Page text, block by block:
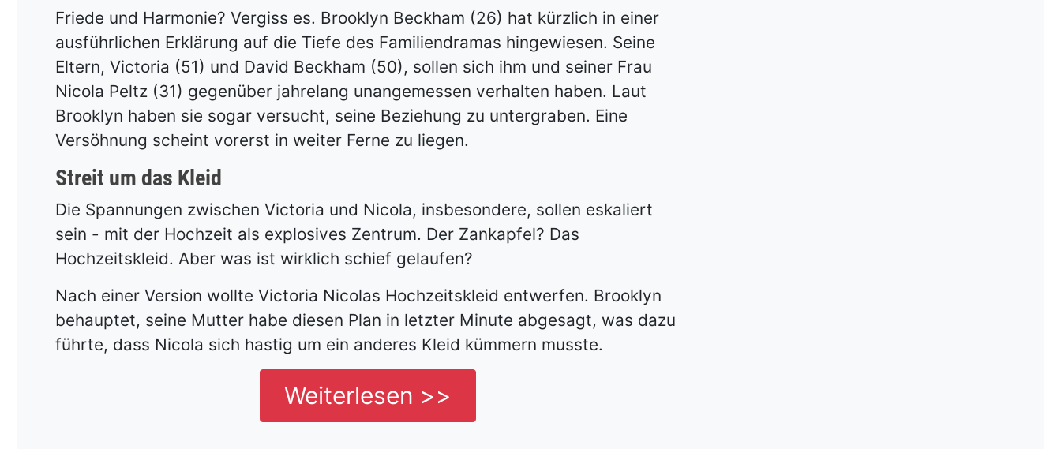
Friede und Harmonie? Vergiss es. Brooklyn Beckham (26) hat kürzlich in einer
ausführlichen Erklärung auf die Tiefe des Familiendramas hingewiesen. Seine
Eltern, Victoria (51) und David Beckham (50), sollen sich ihm und seiner Frau
Nicola Peltz (31) gegenüber jahrelang unangemessen verhalten haben. Laut
Brooklyn haben sie sogar versucht, seine Beziehung zu untergraben. Eine
Versöhnung scheint vorerst in weiter Ferne zu liegen.
Streit um das Kleid
Die Spannungen zwischen Victoria und Nicola, insbesondere, sollen eskaliert
sein - mit der Hochzeit als explosives Zentrum. Der Zankapfel? Das
Hochzeitskleid. Aber was ist wirklich schief gelaufen?
Nach einer Version wollte Victoria Nicolas Hochzeitskleid entwerfen. Brooklyn
behauptet, seine Mutter habe diesen Plan in letzter Minute abgesagt, was dazu
führte, dass Nicola sich hastig um ein anderes Kleid kümmern musste.
Weiterlesen >>